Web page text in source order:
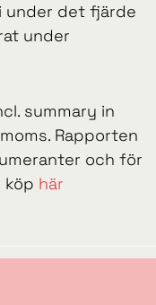
under det fjärde
under
summary in
Rapporten
och för
köp här